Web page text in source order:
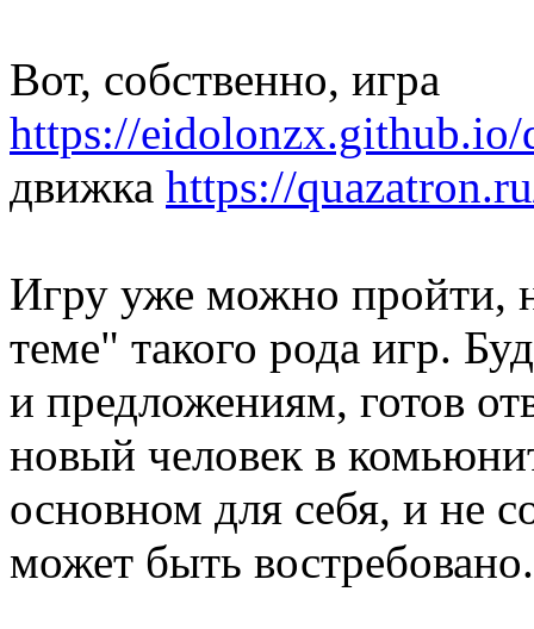
Вот, собственно, игра
https://eidolonzx.github.io/
движка https://
Игру уже можно пройти,
теме" такого рода игр.
и предложениям, готов
новый человек в
основном для себя, и не
может быть востребовано.